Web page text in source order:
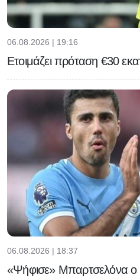
06.08.2026 | 19:16
Ετοιμάζει πρόταση €30
06.08.2026 | 18:37
«Ψήφισε» Μπαρτσελόνα ο